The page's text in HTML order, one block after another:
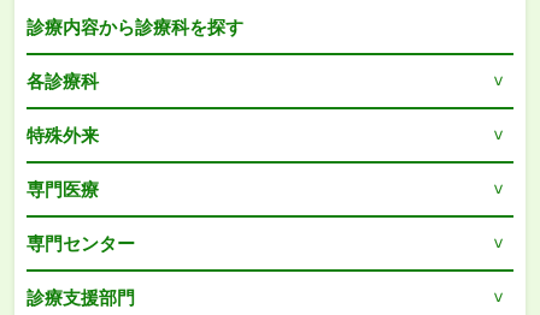
診療内容から診療科を探す
各診療科
特殊外来
専門医療
専門センター
診療支援部門